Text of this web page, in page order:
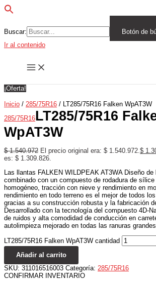
Buscar:
Botón de
Ir al contenido
¡Oferta!
Inicio / 285/75R16 / LT285/75R16 Falken WpAT3W
285/75R16LT285/75R16
WpAT3W
$1.540.972 El precio original era: $ 1.540.972. $
es: $ 1.309.826.
Las llantas FALKEN WILDPEAK AT3WA Diseño de
combinado con un compuesto de rodadura de
homogéneo, tracción con nieve y rendimiento en
rendimiento en todo terreno es el mejor de todos
gracias a su construcción robusta y la fabricación
Desarrollado con la tecnología del compuesto 4D-
de ruidos y alta comodidad de conducción en
autolimpieza mejorado en todas las ranuras
LT285/75R16 Falken WpAT3W cantidad
Añadir al carrito
SKU: 311016516003 Categoría: 285/75R16
CONFIRMAR INVENTARIO